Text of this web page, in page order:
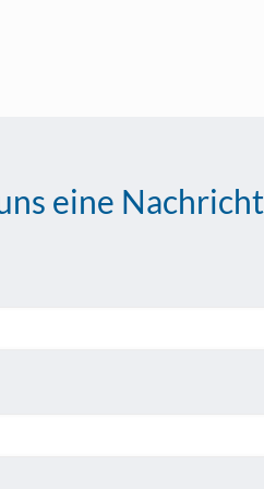
eine Nachricht